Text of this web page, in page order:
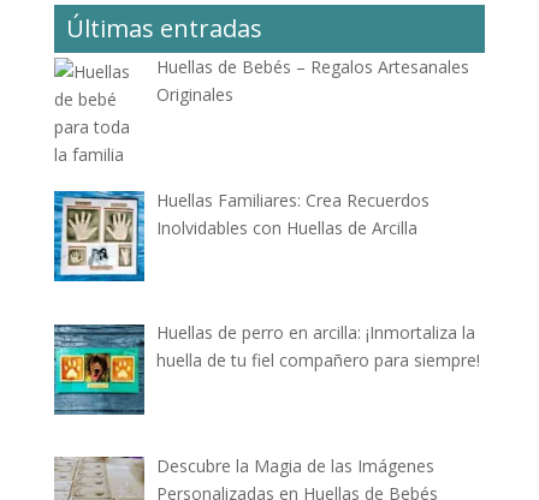
Últimas entradas
Huellas de Bebés – Regalos Artesanales
Originales
Huellas Familiares: Crea Recuerdos
Inolvidables con Huellas de Arcilla
Huellas de perro en arcilla: ¡Inmortaliza la
huella de tu fiel compañero para siempre!
Descubre la Magia de las Imágenes
Personalizadas en Huellas de Bebés